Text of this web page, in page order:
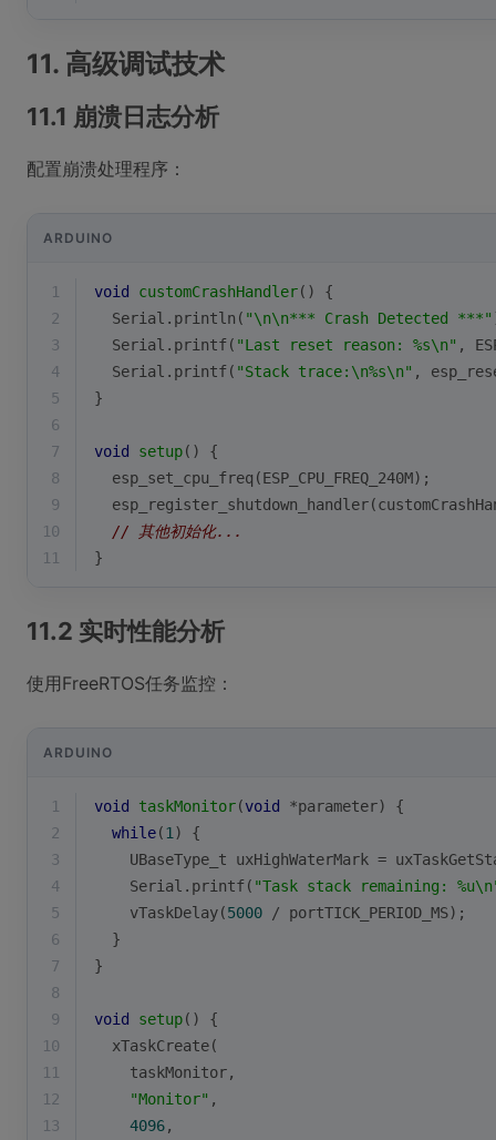
11. 高级调试技术
11.1 崩溃日志分析
配置崩溃处理程序：
ARDUINO
1 void customCrashHandler()
{
2
Serial . println ( "\n\n*** Crash Detected ***"
3
Serial . printf ( "Last reset reason: %s\n" ,
4
Serial . printf ( "Stack trace:\n%s\n" ,
5
}
6
7
void setup()
{
8
esp_set_cpu_freq (ESP_CPU_FREQ_240M);
9
esp_register_shutdown_handler
10
// 其他初始化...
11
}
11.2 实时性能分析
使用FreeRTOS任务监控：
ARDUINO
1 void taskMonitor(void *parameter)
{
2
while(1 ) {
3
    UBaseType_t uxHighWaterMark =
4
Serial . printf ( "Task stack remaining:
5
vTaskDelay(5000 / portTICK_PERIOD_MS);
6
  }
7
}
8
9
void setup()
{
10
xTaskCreate(
11
    taskMonitor,
12
"Monitor" ,
13
4096,